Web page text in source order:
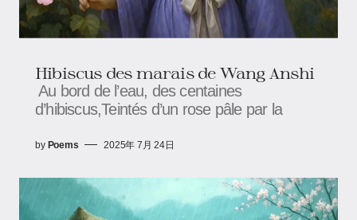
Hibiscus des marais​​ de Wang Anshi
Au bord de l’eau, des centaines
d’hibiscus,Teintés d’un rose pâle par la
by Poems 2025年 7月 24日